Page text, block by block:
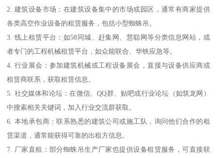
2. 建筑设备市场：在建筑设备集中的市场或园区，通常有商家提供
各类高空作业设备的租赁服务，包括小型蜘蛛吊。
3. 线上租赁平台：如58同城、赶集网、慧聪网等分类信息网站，或
者专门的工程机械租赁平台，如众能联合、华铁应急等。
4. 行业展会：参加建筑机械或工程设备展会，直接与设备供应商或
租赁商联系，获取租赁信息。
5. 社交媒体和论坛：在微信、QQ群、贴吧或行业论坛（如筑龙网）
中搜索相关关键词，加入行业交流群获取。
6. 本地承包商：联系熟悉的建筑公司或施工队，询问他们合作的租
赁渠道，通常能获得可靠的出租方信息。
7. 厂家直租：部分蜘蛛吊生产厂家也提供设备租赁服务，可直接联